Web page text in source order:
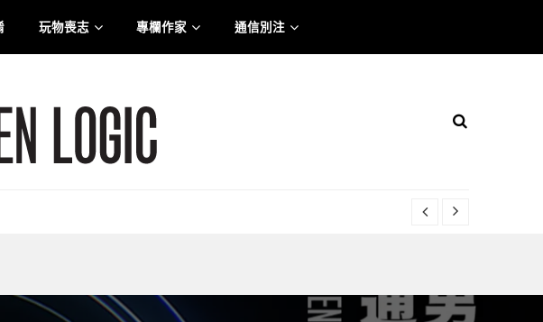
玩物喪志 專欄作家 通信別注
21/07/2026
12/07/2026
12/07/2026